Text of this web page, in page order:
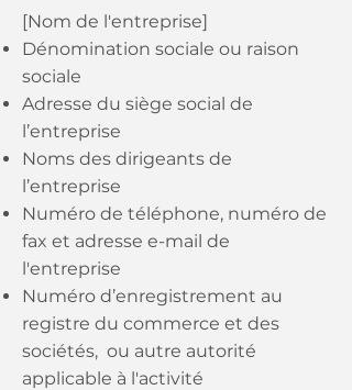
[Nom de l'entreprise]
Dénomination sociale ou raison
sociale
Adresse du siège social de
l’entreprise
Noms des dirigeants de
l’entreprise
Numéro de téléphone, numéro de
fax et adresse e-mail de
l'entreprise
Numéro d’enregistrement au
registre du commerce et des
sociétés, ou autre autorité
applicable à l'activité